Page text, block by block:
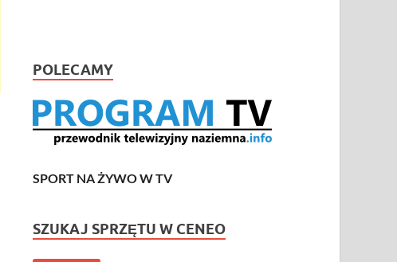
POLECAMY
SPORT NA ŻYWO W TV
SZUKAJ SPRZĘTU W CENEO